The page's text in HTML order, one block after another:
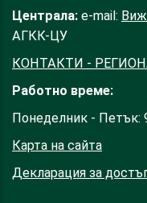
Централа: e-mail:
АГКК-ЦУ
КОНТАКТИ -
Работно време:
Понеделник - Петък:
Карта на сайта
Декларация за